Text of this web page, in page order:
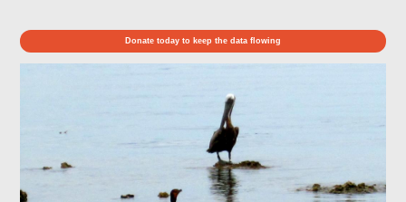
Donate today to keep the data flowing